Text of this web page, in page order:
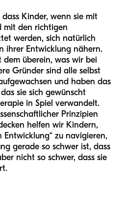
Kinder, wenn sie mit
mit den richtigen
werden, sich natürlich
ihrer Entwicklung nähern.
dem überein, was wir bei
Gründer sind alle selbst
und haben das
sie sich gewünscht
in Spiel verwandelt.
Prinzipien
helfen wir Kindern,
Entwicklung“ zu navigieren,
gerade so schwer ist, dass
nicht so schwer, dass sie